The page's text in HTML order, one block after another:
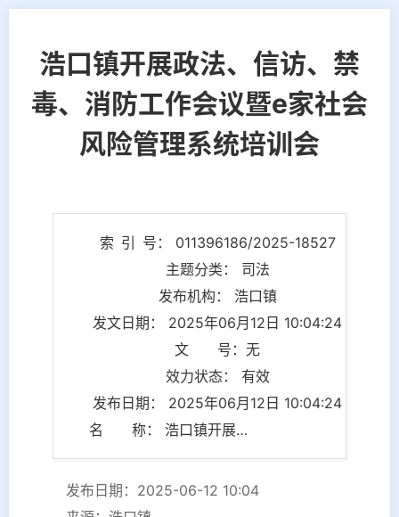
浩口镇开展政法、信访、禁
毒、消防工作会议暨e家社会
风险管理系统培训会
索 引 号： 011396186/2025-18527
主题分类： 司法
发布机构： 浩口镇
发文日期： 2025年06月12日 10:04:24
文 号：无
效力状态： 有效
发布日期： 2025年06月12日 10:04:24
名 称： 浩口镇开展政法、信访、禁毒、消防工作会议暨e家社会风险管理系统培训会
发布日期：2025-06-12 10:04